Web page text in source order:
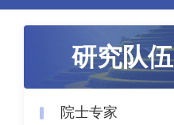
研究队伍
院士专家